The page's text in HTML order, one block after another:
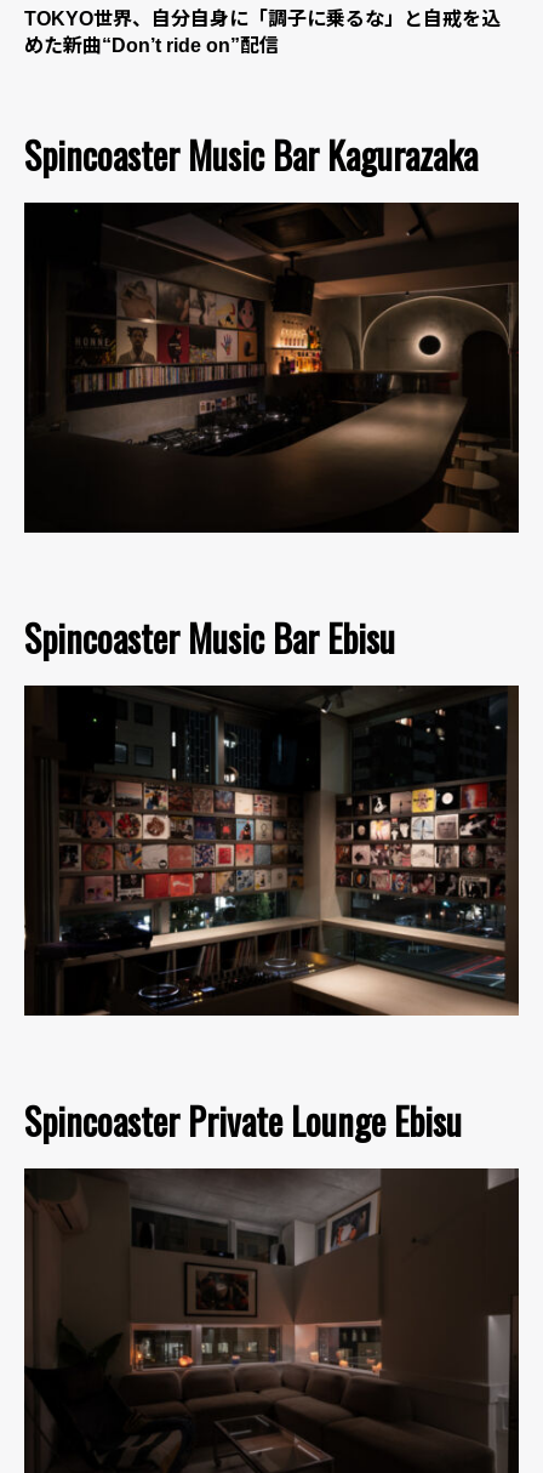
TOKYO世界、自分自身に「調子に乗るな」と自戒を込
めた新曲“Don’t ride on”配信
Spincoaster Music Bar Kagurazaka
Spincoaster Music Bar Ebisu
Spincoaster Private Lounge Ebisu